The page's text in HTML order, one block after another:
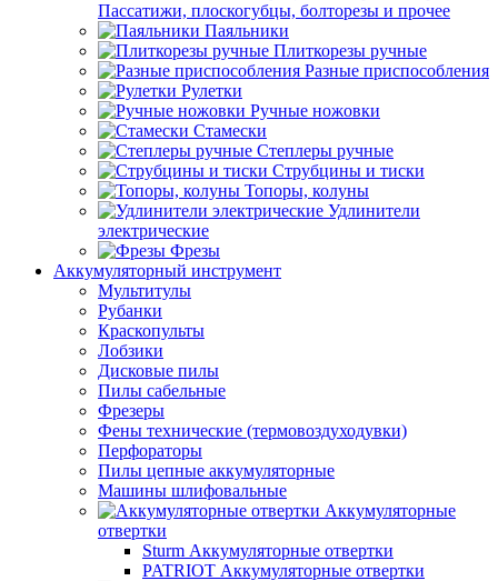
Пассатижи, плоскогубцы, болторезы и прочее
Паяльники
Плиткорезы ручные
Разные приспособления
Рулетки
Ручные ножовки
Стамески
Степлеры ручные
Струбцины и тиски
Топоры, колуны
Удлинители
электрические
Фрезы
Аккумуляторный инструмент
Мультитулы
Рубанки
Краскопульты
Лобзики
Дисковые пилы
Пилы сабельные
Фрезеры
Фены технические (термовоздуходувки)
Перфораторы
Пилы цепные аккумуляторные
Машины шлифовальные
Аккумуляторные
отвертки
Sturm Аккумуляторные отвертки
PATRIOT Аккумуляторные отвертки